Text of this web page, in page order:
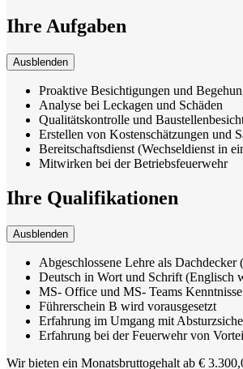
Ihre Aufgaben
Ausblenden
Proaktive Besichtigungen und
Analyse bei Leckagen und Schäden
Qualitätskontrolle und
Erstellen von Kostenschätzungen und
Bereitschaftsdienst (Wechseldienst in
Mitwirken bei der Betriebsfeuerwehr
Ihre Qualifikationen
Ausblenden
Abgeschlossene Lehre als
Deutsch in Wort und Schrift (Englisch
MS- Office und MS- Teams Kenntnisse
Führerschein B wird vorausgesetzt
Erfahrung im Umgang mit
Erfahrung bei der Feuerwehr von
Wir bieten ein Monatsbruttogehalt ab €